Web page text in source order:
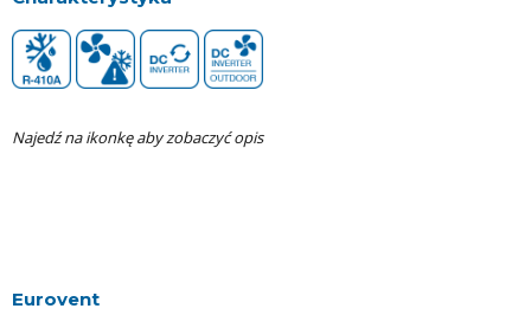
Najedź na ikonkę aby zobaczyć opis
Eurovent